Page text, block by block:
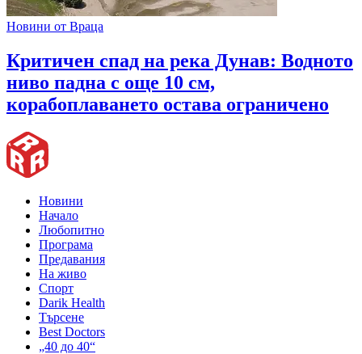
Новини от Враца
Критичен спад на река Дунав: Водното
ниво падна с още 10 см,
корабоплаването остава ограничено
Новини
Начало
Любопитно
Програма
Предавания
На живо
Спорт
Darik Health
Търсене
Best Doctors
„40 до 40“